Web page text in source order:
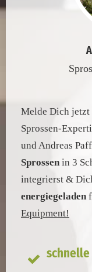
Melde Dich jetzt
Sprossen-
und Andreas
Sprossenin 3
integrierst &
energiegeladen
Equipment!
schnelle